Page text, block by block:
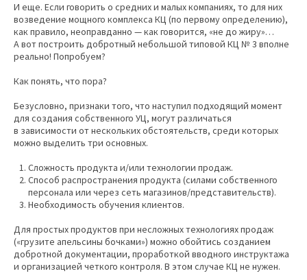
И еще. Если говорить о средних и малых компаниях, то для них
возведение мощного комплекса КЦ (по первому определению),
как правило, неоправданно — как говорится, «не до жиру»…
А вот построить добротный небольшой типовой КЦ № 3 вполне
реально! Попробуем?
Как понять, что пора?
Безусловно, признаки того, что наступил подходящий момент
для создания собственного УЦ, могут различаться
в зависимости от нескольких обстоятельств, среди которых
можно выделить три основных.
Сложность продукта и/или технологии продаж.
Способ распространения продукта (силами собственного
персонала или через сеть магазинов/представительств).
Необходимость обучения клиентов.
Для простых продуктов при несложных технологиях продаж
(«грузите апельсины бочками») можно обойтись созданием
добротной документации, проработкой вводного инструктажа
и организацией четкого контроля. В этом случае КЦ не нужен.